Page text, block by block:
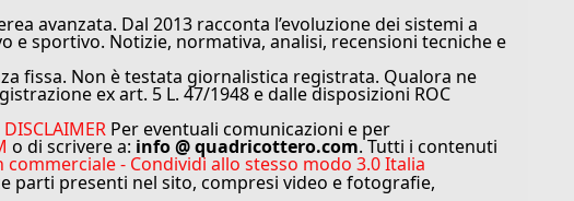
avanzata. Dal 2013 racconta l’evoluzione dei sistemi a
sportivo. Notizie, normativa, analisi, recensioni tecniche e
fissa. Non è testata giornalistica registrata. Qualora ne
ex art. 5 L. 47/1948 e dalle disposizioni ROC
DISCLAIMER Per eventuali comunicazioni e per
o di scrivere a: info @ quadricottero.com. Tutti i contenuti
- Condividi allo stesso modo 3.0 Italia
parti presenti nel sito, compresi video e fotografie,